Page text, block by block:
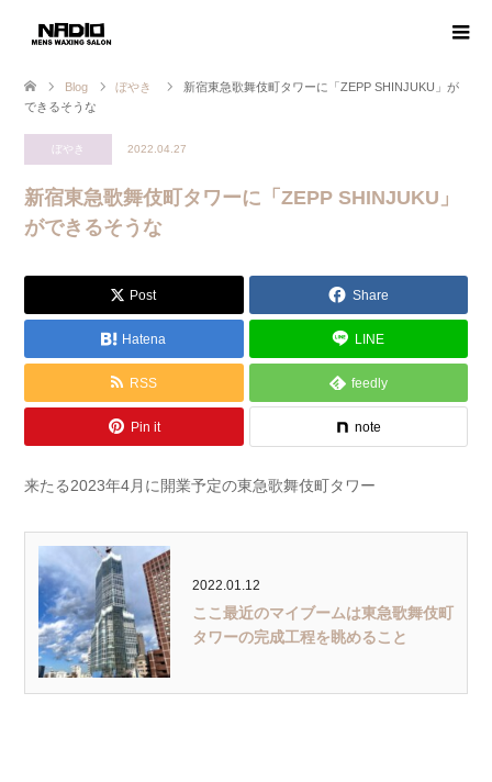
Blog ぼやき
新宿東急歌舞伎町タワーに「ZEPP SHINJUKU」が
できるそうな
ぼやき 2022.04.27
新宿東急歌舞伎町タワーに「ZEPP SHINJUKU」
ができるそうな
Post Share
Hatena LINE
RSS feedly
Pin it note
来たる2023年4月に開業予定の東急歌舞伎町タワー
2022.01.12
ここ最近のマイブームは東急歌舞伎町
タワーの完成工程を眺めること